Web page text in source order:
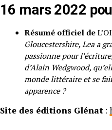
16 mars 2022
Résumé officiel de
Gloucestershire, Lea a
passionne pour
d’Alain Wedgwood,
monde littéraire et se
apparence ?
Site des éditions Glénat :